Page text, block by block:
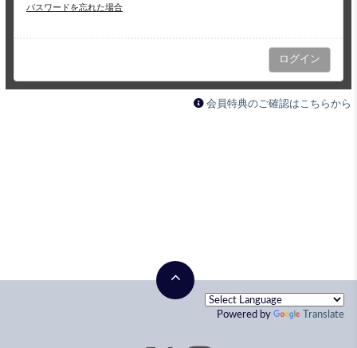
パスワードを忘れた場合
会員特典のご確認はこちらから
Powered by Translate